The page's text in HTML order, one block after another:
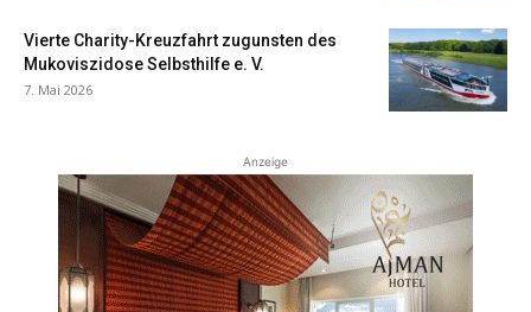
Vierte Charity-Kreuzfahrt zugunsten des
Mukoviszidose Selbsthilfe e. V.
7. Mai 2026
Anzeige